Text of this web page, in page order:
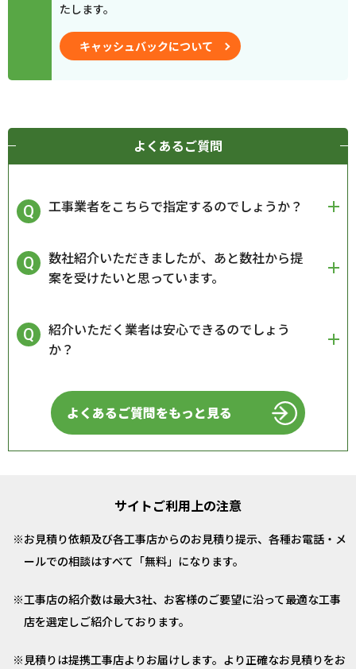
たします。
キャッシュバックについて
よくあるご質問
工事業者をこちらで指定するのでしょうか？
数社紹介いただきましたが、あと数社から提
案を受けたいと思っています。
紹介いただく業者は安心できるのでしょう
か？
よくあるご質問をもっと見る
サイトご利用上の注意
お見積り依頼及び各工事店からのお見積り提示、各種お電話・メ
ールでの相談はすべて「無料」になります。
工事店の紹介数は最大3社、お客様のご要望に沿って最適な工事
店を選定しご紹介しております。
見積りは提携工事店よりお届けします。より正確なお見積りをお